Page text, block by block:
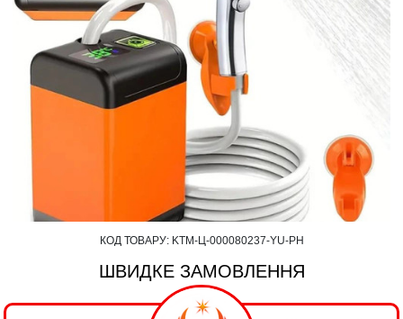
КОД ТОВАРУ: KTM-Ц-000080237-YU-PH
ШВИДКЕ ЗАМОВЛЕННЯ